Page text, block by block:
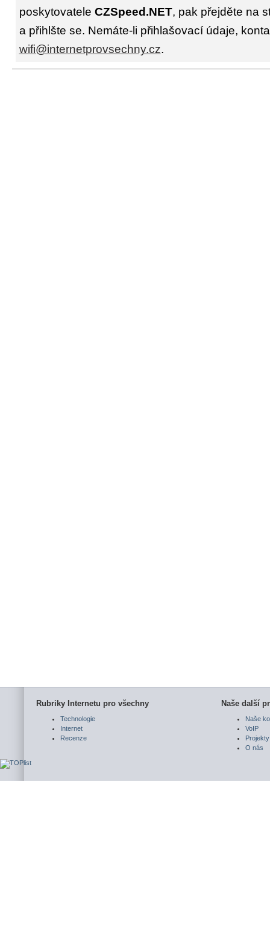
poskytovatele CZSpeed.NET, pak přejděte na
a přihlšte se. Nemáte-li přihlašovací údaje,
wifi@internetprovsechny.cz.
Rubriky Internetu pro všechny
Technologie
Internet
Recenze
Naše další
Naše
VoIP
Projekty
O nás